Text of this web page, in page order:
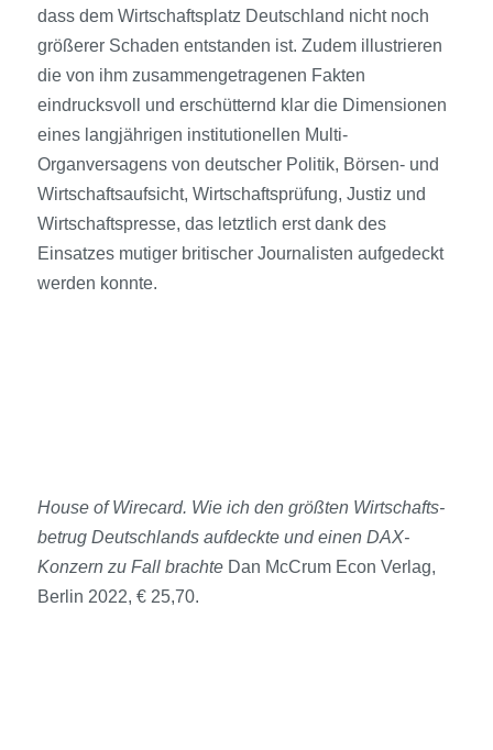
dass dem Wirtschaftsplatz Deutschland nicht noch
größerer Schaden entstanden ist. Zudem illustrieren
die von ihm zusammengetragenen Fakten
eindrucksvoll und erschütternd klar die Dimensionen
eines langjährigen institutionellen Multi-
Organversagens von deutscher Politik, Börsen- und
Wirtschaftsaufsicht, Wirtschafts­prüfung, Justiz und
Wirtschaftspresse, das letztlich erst dank des
Einsatzes mutiger britischer Journalisten aufgedeckt
werden konnte.
House of Wirecard. Wie ich den größten Wirtschafts­
betrug Deutschlands aufdeckte und einen DAX-
Konzern zu Fall brachteDan McCrum Econ Verlag,
Berlin 2022, € 25,70.